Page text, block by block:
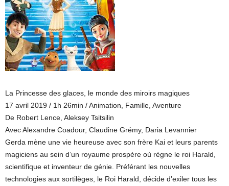
La Princesse des glaces, le monde des miroirs magiques
17 avril 2019 / 1h 26min / Animation, Famille, Aventure
De Robert Lence, Aleksey Tsitsilin
Avec Alexandre Coadour, Claudine Grémy, Daria Levannier
Gerda mène une vie heureuse avec son frère Kai et leurs parents
magiciens au sein d’un royaume prospère où règne le roi Harald,
scientifique et inventeur de génie. Préférant les nouvelles
technologies aux sortilèges, le Roi Harald, décide d’exiler tous les